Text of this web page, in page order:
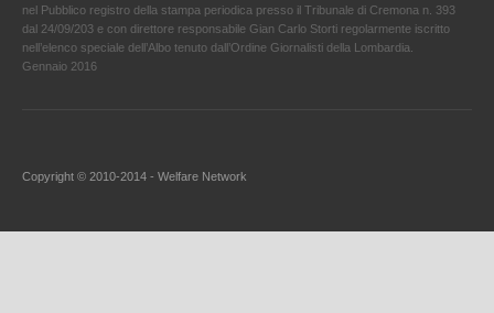
nel Pubblico registro della stampa periodica presso il Tribunale di Cremona n. 393
dal 24/09/203 e con direttore responsabile Gian Carlo Storti regolarmente iscritto
nell’elenco speciale dell’Albo tenuto dall’Ordine Giornalisti della Lombardia.
Gennaio 2016
Copyright © 2010-2014 - Welfare Network